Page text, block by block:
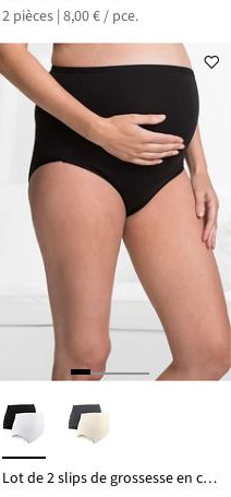
nouveau
prix
est
à
partir
de
23,99 €
2 pièces | 8,00 € / pce.
Lot de 2 slips de grossesse en coton